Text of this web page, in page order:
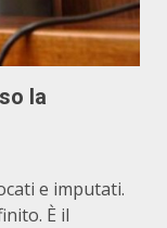
la
e imputati.
È il